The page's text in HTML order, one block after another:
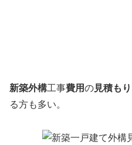
新築外構工事費用の見積もり
る方も多い。